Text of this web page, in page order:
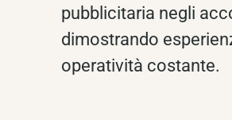
pubblicitaria negli
dimostrando
operatività costante.